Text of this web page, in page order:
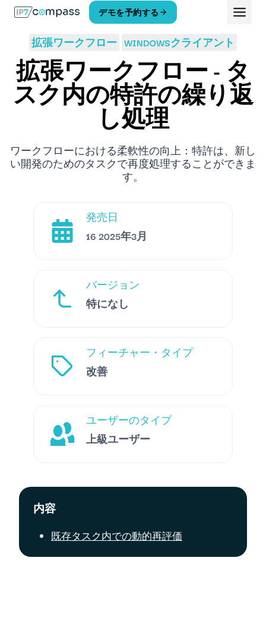
デモを予約する
拡張ワークフロー WINDOWSクライアント
拡張ワークフロー - タ
スク内の特許の繰り返
し処理
ワークフローにおける柔軟性の向上：特許は、新し
い開発のためのタスクで再度処理することができま
す。
発売日
16 2025年3月
バージョン
特になし
フィーチャー・タイプ
改善
ユーザーのタイプ
上級ユーザー
内容
既存タスク内での動的再評価